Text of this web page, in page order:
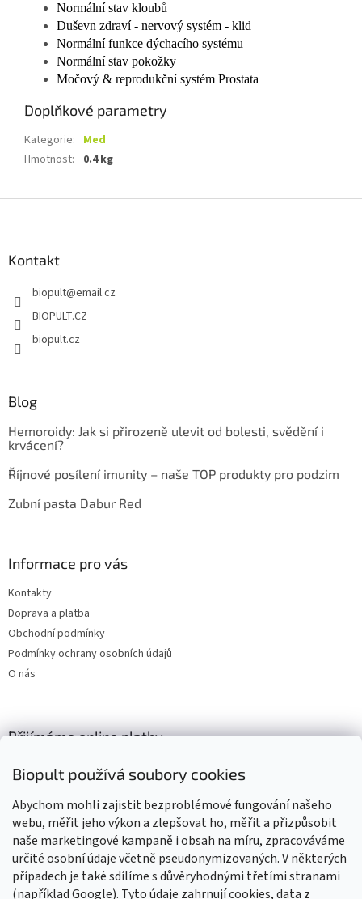
Biopult používá soubory cookies
Abychom mohli zajistit bezproblémové fungování našeho
webu, měřit jeho výkon a zlepšovat ho, měřit a přizpůsobit
naše marketingové kampaně i obsah na míru, zpracováváme
určité osobní údaje včetně pseudonymizovaných. V některých
případech je také sdílíme s důvěryhodnými třetími stranami
(například Google). Tyto údaje zahrnují cookies, data z
Normální stav kloubů
Duševn zdraví - nervový systém - klid
Normální funkce dýchacího systému
Normální stav pokožky
Močový & reprodukční systém Prostata
Doplňkové parametry
Kategorie: Med
Hmotnost: 0.4 kg
Kontakt
biopult@email.cz
BIOPULT.CZ
biopult.cz
Blog
Hemoroidy: Jak si přirozeně ulevit od bolesti, svědění i
krvácení?
Říjnové posílení imunity – naše TOP produkty pro podzim
Zubní pasta Dabur Red
Informace pro vás
Kontakty
Doprava a platba
Obchodní podmínky
Podmínky ochrany osobních údajů
O nás
Přijímáme online platby
Výrobky označené BIO jsou certifikované kontrolní organizací CZ-
BIO-003